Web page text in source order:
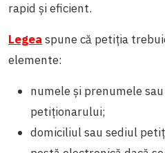
rapid și eficient.
Legea spune că petiția
elemente:
numele și prenumele
petiționarului;
domiciliul sau sediul